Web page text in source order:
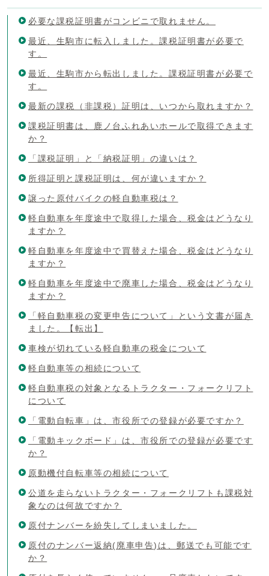
必要な課税証明書がコンビニで取れません。
最近、生駒市に転入しました。課税証明書が必要で
す。
最近、生駒市から転出しました。課税証明書が必要で
す。
最新の課税（非課税）証明は、いつから取れますか？
課税証明書は、鹿ノ台ふれあいホールで取得できます
か？
「課税証明」と「納税証明」の違いは？
所得証明と課税証明は、何が違いますか？
譲った原付バイクの軽自動車税は？
軽自動車を年度途中で取得した場合、税金はどうなり
ますか？
軽自動車を年度途中で買替えた場合、税金はどうなり
ますか？
軽自動車を年度途中で廃車した場合、税金はどうなり
ますか？
「軽自動車税の変更申告について」という文書が届き
ました。【転出】
車検が切れている軽自動車の税金について
軽自動車等の相続について
軽自動車税の対象となるトラクター・フォークリフト
について
「電動自転車」は、市役所での登録が必要ですか？
「電動キックボード」は、市役所での登録が必要です
か？
原動機付自転車等の相続について
公道を走らないトラクター・フォークリフトも課税対
象なのは何故ですか？
原付ナンバーを紛失してしまいました。
原付のナンバー返納(廃車申告)は、郵送でも可能です
か？